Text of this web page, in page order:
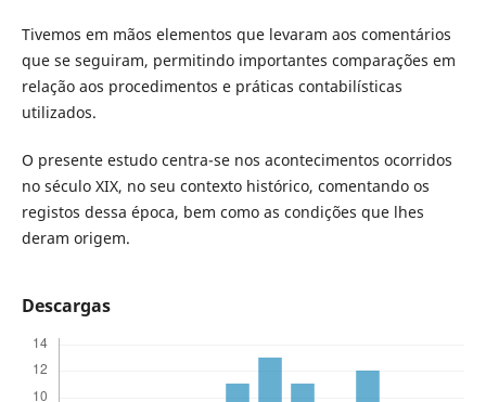
Tivemos em mãos elementos que levaram aos comentários
que se seguiram, permitindo importantes comparações em
relação aos procedimentos e práticas contabilísticas
utilizados.
O presente estudo centra-se nos acontecimentos ocorridos
no século XIX, no seu contexto histórico, comentando os
registos dessa época, bem como as condições que lhes
deram origem.
Descargas